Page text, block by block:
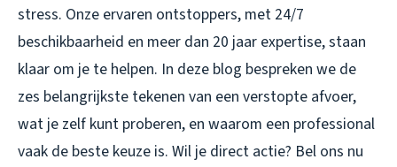
stress. Onze ervaren ontstoppers, met 24/7
beschikbaarheid en meer dan 20 jaar expertise, staan
klaar om je te helpen. In deze blog bespreken we de
zes belangrijkste tekenen van een verstopte afvoer,
wat je zelf kunt proberen, en waarom een professional
vaak de beste keuze is. Wil je direct actie? Bel ons nu